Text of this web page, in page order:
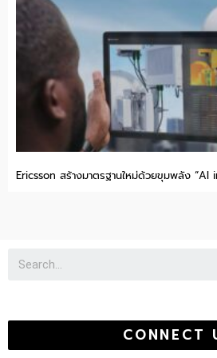
Ericsson สร้างมาตรฐานใหม่ด้วยขุมพลัง “AI
CONNECT